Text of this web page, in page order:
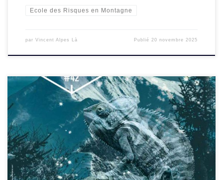
Ecole des Risques en Montagne
par Vincent Alpes Là Publié 20 novembre 2025
Dans le cadre du Festival d’Autrans – Montagne, Cinéma et
Culture qui a lieu du 3 décembre au 7 décembre, un
évènement « Encabané dans le Vercors est programmé par
le […]